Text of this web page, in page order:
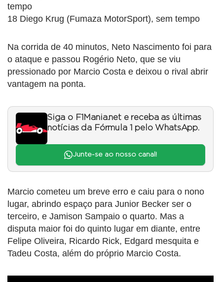
tempo
18 Diego Krug (Fumaza MotorSport), sem tempo
Na corrida de 40 minutos, Neto Nascimento foi para
o ataque e passou Rogério Neto, que se viu
pressionado por Marcio Costa e deixou o rival abrir
vantagem na ponta.
Siga o F1Mania.net e receba as últimas
notícias da Fórmula 1 pelo WhatsApp.
Junte-se ao nosso canal!
Marcio cometeu um breve erro e caiu para o nono
lugar, abrindo espaço para Junior Becker ser o
terceiro, e Jamison Sampaio o quarto. Mas a
disputa maior foi do quinto lugar em diante, entre
Felipe Oliveira, Ricardo Rick, Edgard mesquita e
Tadeu Costa, além do próprio Marcio Costa.